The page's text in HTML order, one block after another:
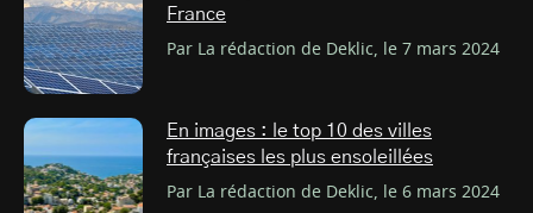
France
Par La rédaction de Deklic, le 7 mars 2024
En images : le top 10 des villes
françaises les plus ensoleillées
Par La rédaction de Deklic, le 6 mars 2024